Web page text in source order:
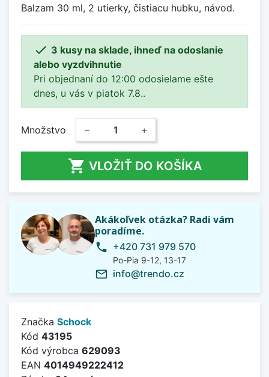
Balzam 30 ml, 2 utierky, čistiacu hubku, návod.
 3 kusy na sklade, ihneď na odoslanie
alebo vyzdvihnutie
Pri objednaní do 12:00 odosielame ešte
dnes, u vás v piatok 7.8..
Množstvo − +
 VLOŽIŤ DO KOŠÍKA
Akákoľvek otázka? Radi vám
poradíme.
phone +420 731 979 570
Po-Pia 9-12, 13-17
mail_outline info@trendo.cz
Značka Schock
Kód 43195
Kód výrobca 629093
EAN 4014949222412